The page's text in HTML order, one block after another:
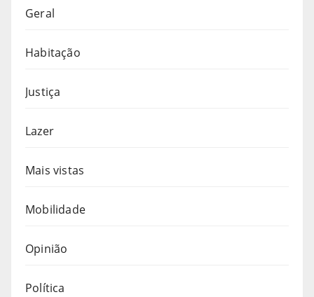
Geral
Habitação
Justiça
Lazer
Mais vistas
Mobilidade
Opinião
Política